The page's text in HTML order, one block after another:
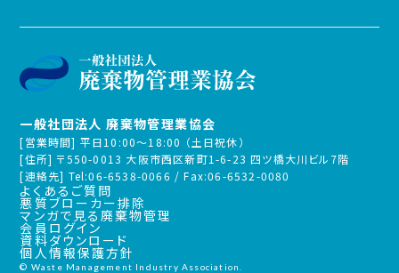
一般社団法人 廃棄物管理業協会
[営業時間] 平日10:00～18:00 （土日祝休）
[住所] 〒550-0013 大阪市西区新町1-6-23 四ツ橋大川ビル7階
[連絡先] Tel:06-6538-0066 / Fax:06-6532-0080
よくあるご質問
悪質ブローカー排除
マンガで見る廃棄物管理
会員ログイン
資料ダウンロード
個人情報保護方針
© Waste Management Industry Association.